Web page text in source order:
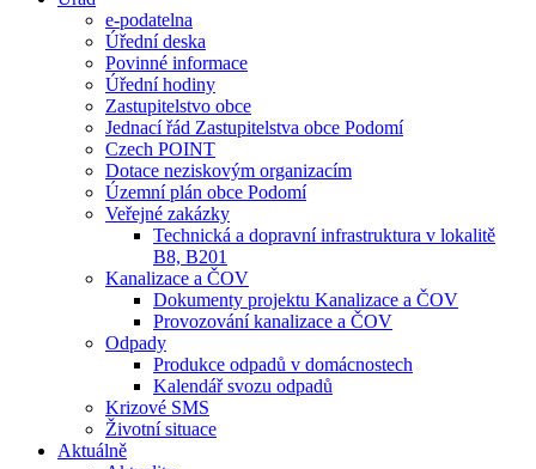
e-podatelna
Úřední deska
Povinné informace
Úřední hodiny
Zastupitelstvo obce
Jednací řád Zastupitelstva obce Podomí
Czech POINT
Dotace neziskovým organizacím
Územní plán obce Podomí
Veřejné zakázky
Technická a dopravní infrastruktura v lokalitě
B8, B201
Kanalizace a ČOV
Dokumenty projektu Kanalizace a ČOV
Provozování kanalizace a ČOV
Odpady
Produkce odpadů v domácnostech
Kalendář svozu odpadů
Krizové SMS
Životní situace
Aktuálně